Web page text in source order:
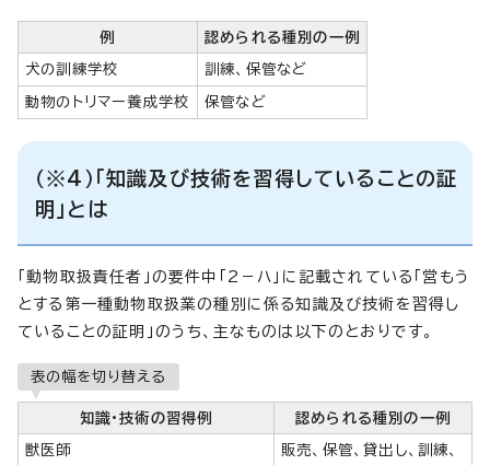
例 認められる種別の一例
犬の訓練学校 訓練、保管など
動物のトリマー養成学校 保管など
（※4）「知識及び技術を習得していることの証
明」とは
「動物取扱責任者」の要件中「2－ハ」に記載されている「営もう
とする第一種動物取扱業の種別に係る知識及び技術を習得し
ていることの証明」のうち、主なものは以下のとおりです。
表の幅を切り替える
知識・技術の習得例 認められる種別の一例
獣医師
販売、保管、貸出し、訓練、